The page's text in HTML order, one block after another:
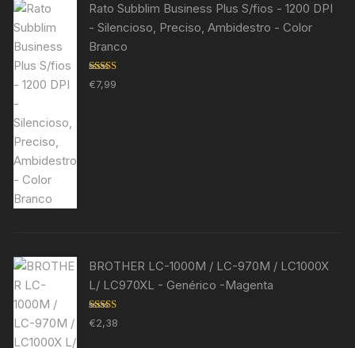
Rato Subblim Business Plus S/fios - 1200 DPI
- Silencioso, Preciso, Ambidestro - Color
Branco
Avaliação
5.00de 5
€7,99
BROTHER LC-1000M / LC-970M / LC1000X
L/ LC970XL - Genérico -Magenta
Avaliação
5.00de 5
€2,38